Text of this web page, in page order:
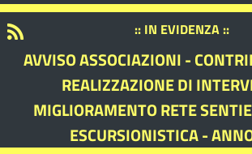
:: IN EVIDENZA ::
AVVISO ASSOCIAZIONI -
REALIZZAZIONE DI
MIGLIORAMENTO RETE
ESCURSIONISTICA -